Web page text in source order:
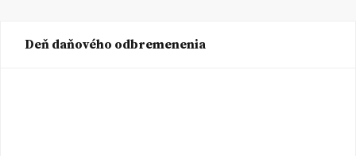
Deň daňového odbremenenia